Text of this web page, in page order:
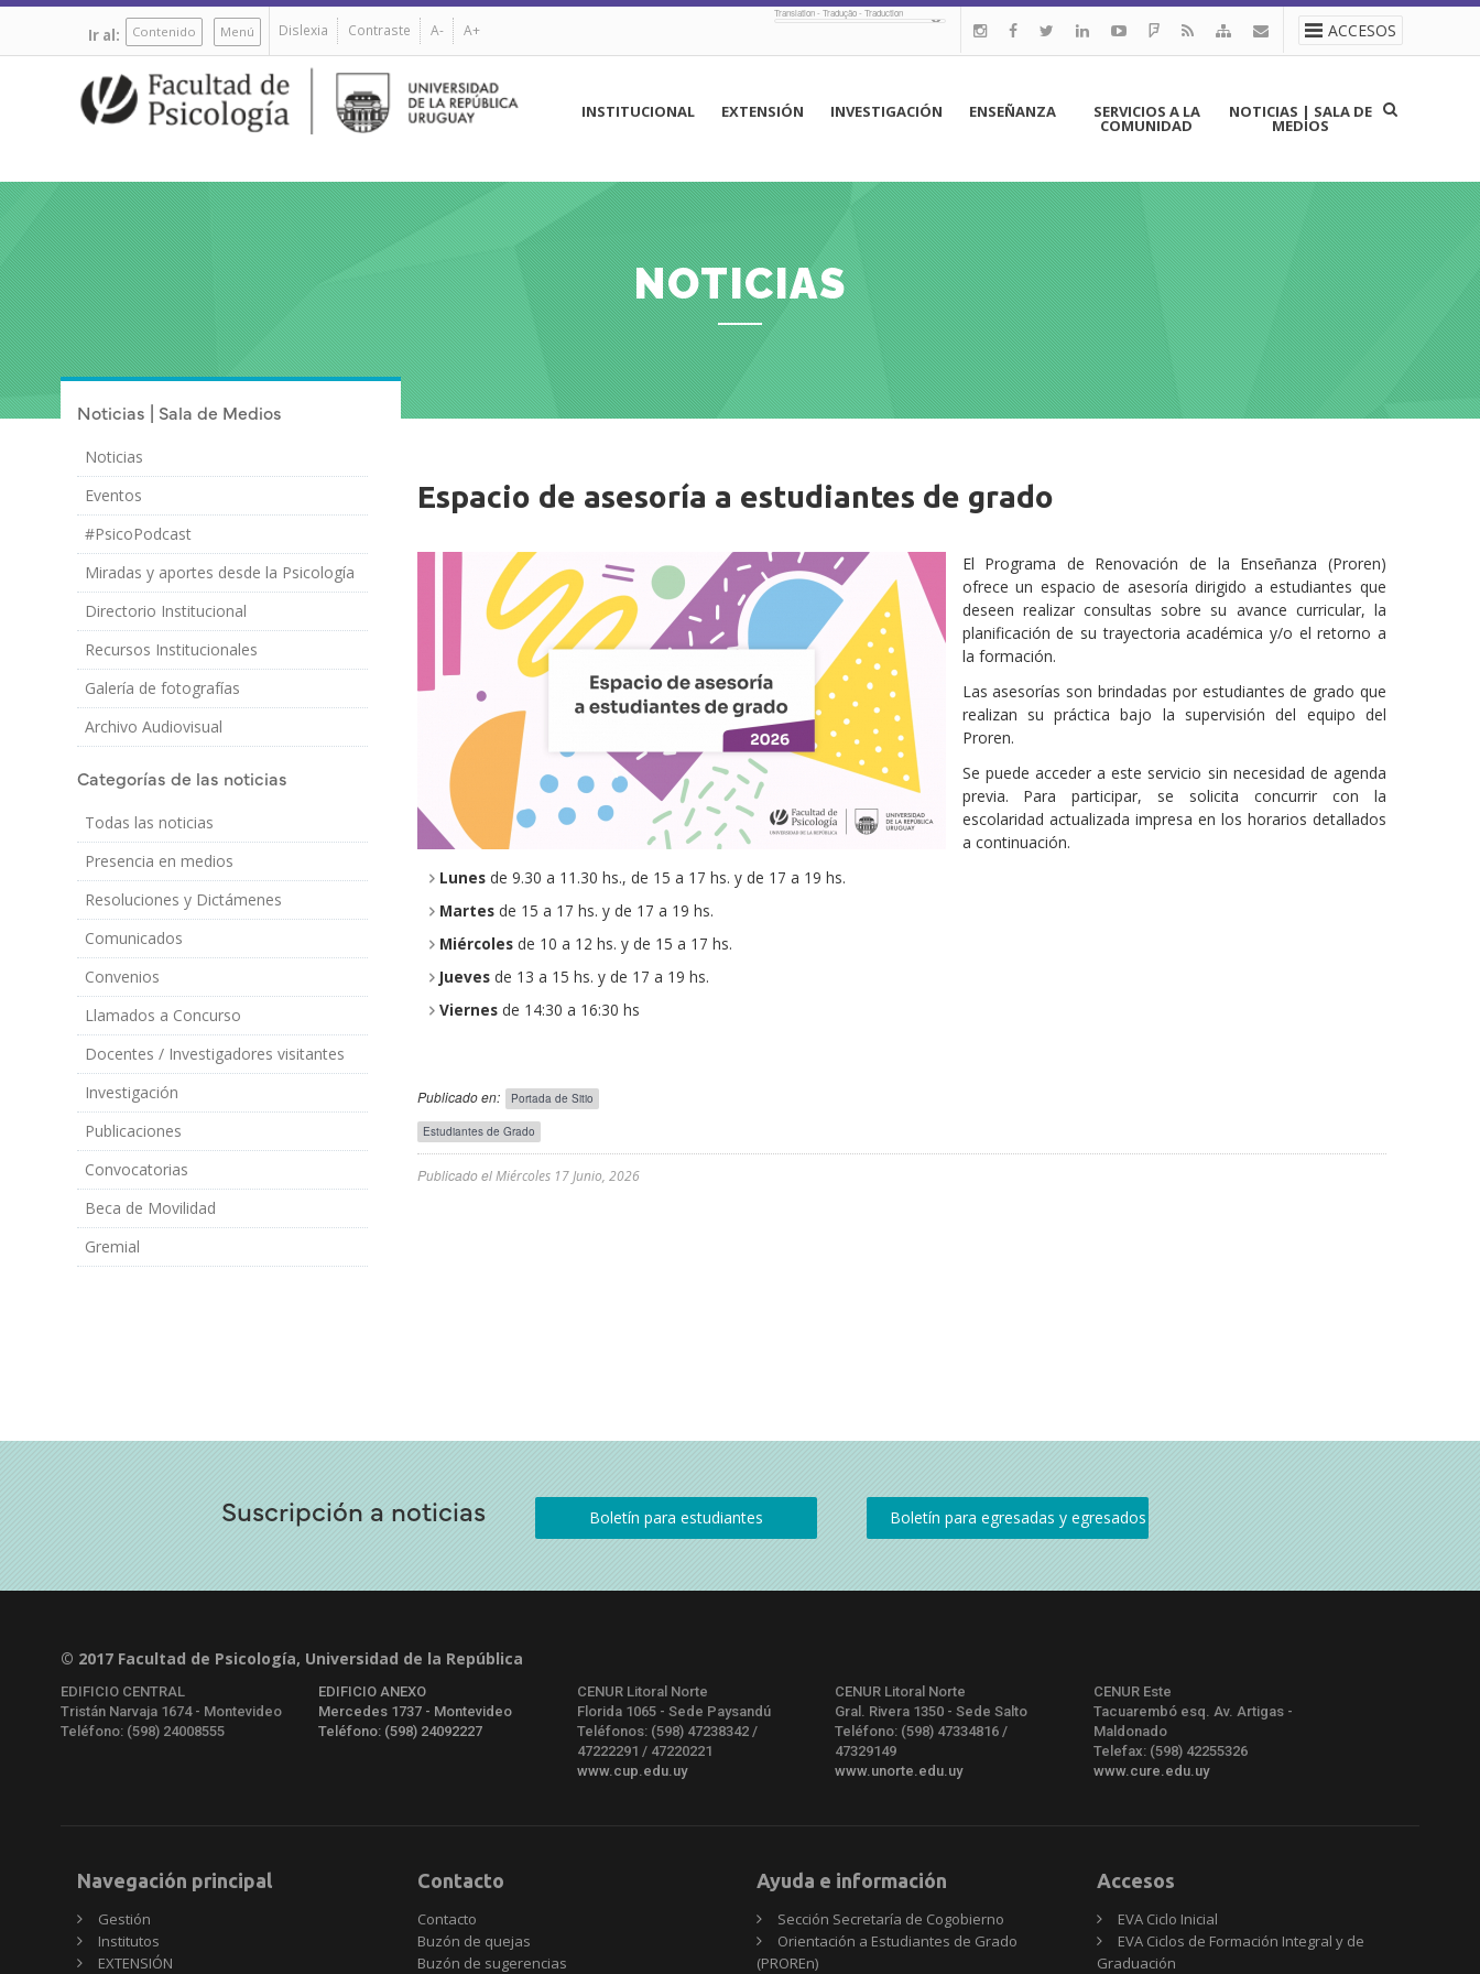
Pasar
contenido
Ir al: Contenido Menú Dislexia Contraste A- A+ ACCESOS
Translation - Tradução - Traduction
principal
INSTITUCIONAL EXTENSIÓN INVESTIGACIÓN ENSEÑANZA SERVICIOS A LA
COMUNIDAD
NOTICIAS | SALA DE
MEDIOS
NOTICIAS
Noticias | Sala de Medios
Noticias
Eventos
#PsicoPodcast
Miradas y aportes desde la Psicología
Directorio Institucional
Recursos Institucionales
Galería de fotografías
Archivo Audiovisual
Categorías de las noticias
Todas las noticias
Presencia en medios
Resoluciones y Dictámenes
Comunicados
Convenios
Llamados a Concurso
Docentes / Investigadores visitantes
Investigación
Publicaciones
Convocatorias
Beca de Movilidad
Gremial
Espacio de asesoría a estudiantes de grado
Imagen/Afiche
Cuerpo
El Programa de Renovación de la Enseñanza (Proren)
ofrece un espacio de asesoría dirigido a estudiantes que
deseen realizar consultas sobre su avance curricular, la
planificación de su trayectoria académica y/o el retorno a
la formación.
Las asesorías son brindadas por estudiantes de grado que
realizan su práctica bajo la supervisión del equipo del
Proren.
Se puede acceder a este servicio sin necesidad de agenda
previa. Para participar, se solicita concurrir con la
escolaridad actualizada impresa en los horarios detallados
a continuación.
Lunesde 9.30 a 11.30 hs., de 15 a 17 hs. y de 17 a 19 hs.
Martesde 15 a 17 hs. y de 17 a 19 hs.
Miércolesde 10 a 12 hs. y de 15 a 17 hs.
Juevesde 13 a 15 hs. y de 17 a 19 hs.
Viernesde 14:30 a 16:30 hs
Publicado en: Portada de Sitio
Público
Objetivo
Estudiantes de Grado
Publicado elMiércoles 17 Junio, 2026
Suscripción a noticias
© 2017 Facultad de Psicología, Universidad de la República
EDIFICIO CENTRAL
Tristán Narvaja 1674 - Montevideo
Teléfono: (598) 24008555
EDIFICIO ANEXO
Mercedes 1737 - Montevideo
Teléfono: (598) 24092227
CENUR Litoral Norte
Florida 1065 - Sede Paysandú
Teléfonos: (598) 47238342 /
47222291 / 47220221
www.cup.edu.uy
CENUR Litoral Norte
Gral. Rivera 1350 - Sede Salto
Teléfono: (598) 47334816 /
47329149
www.unorte.edu.uy
CENUR Este
Tacuarembó esq. Av. Artigas -
Maldonado
Telefax: (598) 42255326
www.cure.edu.uy
Navegación principal
Gestión
Institutos
EXTENSIÓN
Contacto
Contacto
Buzón de quejas
Buzón de sugerencias
Ayuda e información
Sección Secretaría de Cogobierno
Orientación a Estudiantes de Grado
(PROREn)
Accesos
EVA Ciclo Inicial
EVA Ciclos de Formación Integral y de
Graduación